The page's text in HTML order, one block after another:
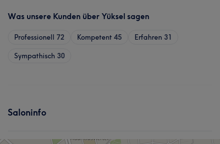
Was unsere Kunden über Yüksel sagen
Professionell 72 Kompetent 45 Erfahren 31
Sympathisch 30
Saloninfo